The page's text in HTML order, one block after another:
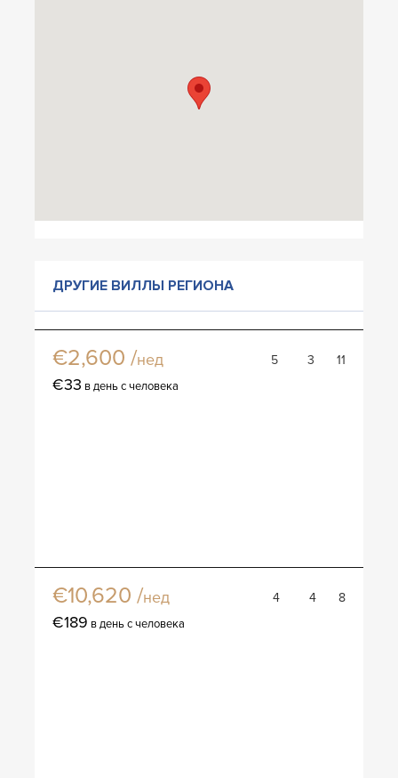
ДРУГИЕ ВИЛЛЫ РЕГИОНА
Вилла Парма
€2,600 /нед 5 3 11
€33 в день с человека
€10,620 /нед 4 4 8
€189 в день с человека